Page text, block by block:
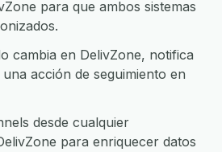
para que ambos sistemas
cambia en DelivZone, notifica
acción de seguimiento en
desde cualquier
para enriquecer datos